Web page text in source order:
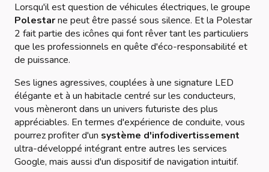
Lorsqu'il est question de véhicules électriques, le groupe
Polestarne peut être passé sous silence. Et la Polestar
2 fait partie des icônes qui font rêver tant les particuliers
que les professionnels en quête d'éco-responsabilité et
de puissance.
Ses lignes agressives, couplées à une signature LED
élégante et à un habitacle centré sur les conducteurs,
vous mèneront dans un univers futuriste des plus
appréciables. En termes d'expérience de conduite, vous
pourrez profiter d'un système d'infodivertissement
ultra-développé intégrant entre autres les services
Google, mais aussi d'un dispositif de navigation intuitif.